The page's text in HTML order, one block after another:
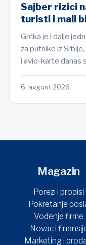
Sajber rizici
turisti i mali
Grčka je i dalje
za putnike iz
i avio-karte danas
6. avgust 2026.
Magazin
Porezi i propisi
Pokretanje
Vođenje firme
Novac i
Marketing i